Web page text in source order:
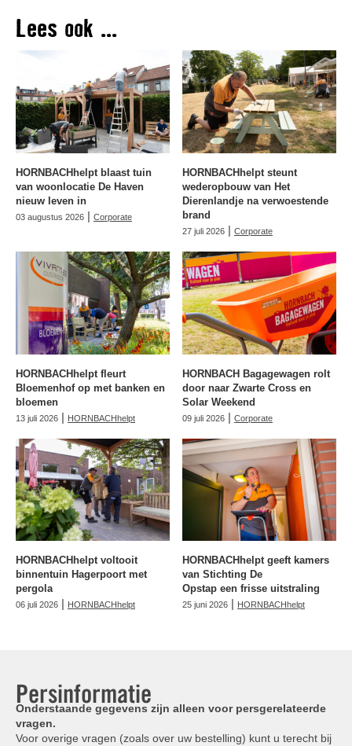
Lees ook ...
HORNBACHhelpt blaast tuin
van woonlocatie De Haven
nieuw leven in
03 augustus 2026 | Corporate
HORNBACHhelpt steunt
wederopbouw van Het
Dierenlandje na verwoestende
brand
27 juli 2026 | Corporate
HORNBACHhelpt fleurt
Bloemenhof op met banken en
bloemen
13 juli 2026 | HORNBACHhelpt
HORNBACH Bagagewagen rolt
door naar Zwarte Cross en
Solar Weekend
09 juli 2026 | Corporate
HORNBACHhelpt voltooit
binnentuin Hagerpoort met
pergola
06 juli 2026 | HORNBACHhelpt
HORNBACHhelpt geeft kamers
van Stichting De
Opstap een frisse uitstraling
25 juni 2026 | HORNBACHhelpt
Persinformatie
Onderstaande gegevens zijn alleen voor persgerelateerde
vragen.
Voor overige vragen (zoals over uw bestelling) kunt u terecht bij